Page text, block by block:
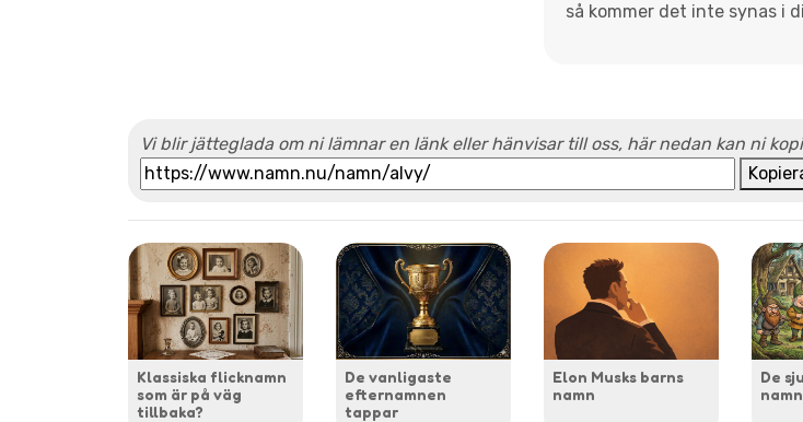
så kommer det inte synas i
Vi blir jätteglada om ni lämnar en länk eller hänvisar till oss, här nedan kan ni
Klassiska flicknamn
som är på väg
tillbaka?
De vanligaste
efternamnen
tappar
Elon Musks barns
namn
De